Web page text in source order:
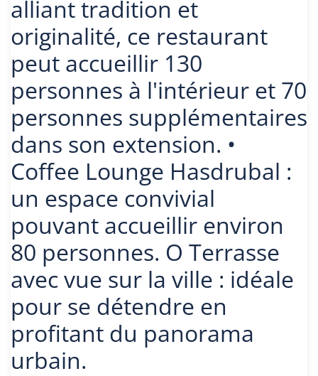
alliant tradition et
originalité, ce restaurant
peut accueillir 130
personnes à l'intérieur et 70
personnes supplémentaires
dans son extension. •
Coffee Lounge Hasdrubal :
un espace convivial
pouvant accueillir environ
80 personnes. O Terrasse
avec vue sur la ville : idéale
pour se détendre en
profitant du panorama
urbain.